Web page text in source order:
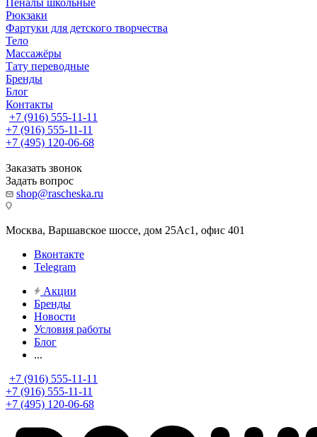
Пеналы школьные
Рюкзаки
Фартуки для детского творчества
Тело
Массажёры
Тату переводные
Бренды
Блог
Контакты
+7 (916) 555-11-11
+7 (916) 555-11-11
+7 (495) 120-06-68
Заказать звонок
Задать вопрос
shop@rascheska.ru
Москва, Варшавское шоссе, дом 25Аc1, офис 401
Вконтакте
Telegram
Акции
Бренды
Новости
Условия работы
Блог
...
+7 (916) 555-11-11
+7 (916) 555-11-11
+7 (495) 120-06-68